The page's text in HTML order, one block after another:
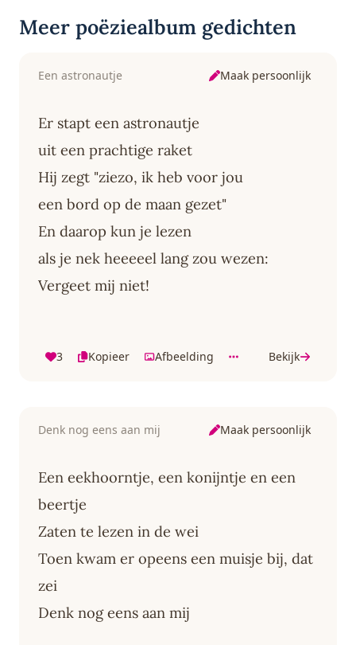
Meer poëziealbum gedichten
Een astronautje Maak persoonlijk
Er stapt een astronautje
uit een prachtige raket
Hij zegt "ziezo, ik heb voor jou
een bord op de maan gezet"
En daarop kun je lezen
als je nek heeeeel lang zou wezen:
Vergeet mij niet!
3 Kopieer Afbeelding Bekijk
Denk nog eens aan mij Maak persoonlijk
Een eekhoorntje, een konijntje en een
beertje
Zaten te lezen in de wei
Toen kwam er opeens een muisje bij, dat
zei
Denk nog eens aan mij